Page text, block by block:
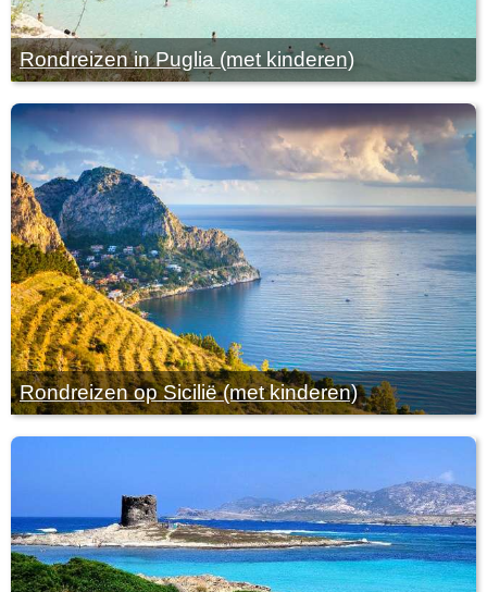
Rondreizen in Puglia (met kinderen)
Rondreizen op Sicilië (met kinderen)